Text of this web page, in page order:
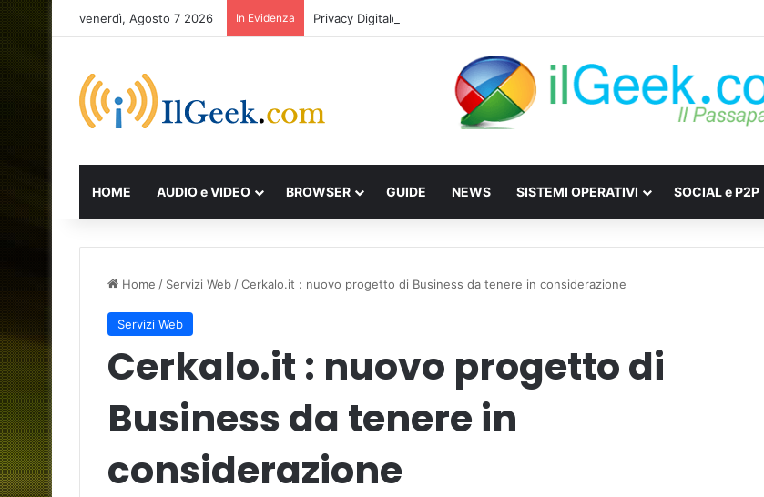
venerdì, Agosto 7 2026 In Evidenza Privacy Digitale: Come difendersi da Spyware e Microspie di Nuova Generazione
HOME AUDIO e VIDEO BROWSER GUIDE NEWS SISTEMI OPERATIVI SOCIAL e P2P
Home / Servizi Web /Cerkalo.it : nuovo progetto di Business da tenere in considerazione
Servizi Web
Cerkalo.it : nuovo progetto di
Business da tenere in
considerazione